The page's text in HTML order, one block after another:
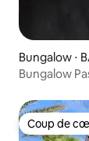
Bungalow ⋅
Bungalow
Coup de
Coup de